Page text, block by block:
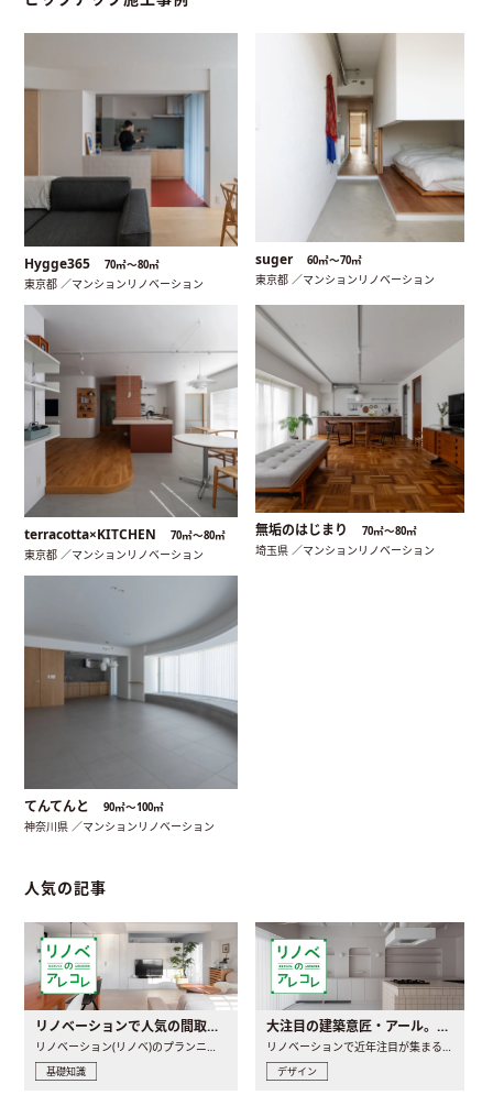
Hygge365 70㎡〜80㎡
東京都 ／マンションリノベーション
suger 60㎡〜70㎡
東京都 ／マンションリノベーション
terracotta×KITCHEN 70㎡〜80㎡
東京都 ／マンションリノベーション
無垢のはじまり 70㎡〜80㎡
埼玉県 ／マンションリノベーション
てんてんと 90㎡〜100㎡
神奈川県 ／マンションリノベーション
人気の記事
リノベーションで人気の間取りとは？トレンドの間取りと実例を徹底解説
リノベーション(リノベ)のプランニングで一番最初に決めるのは..
基礎知識
大注目の建築意匠・アール。人気の理由と空間に取り入れるポイント
リノベーションで近年注目が集まる建築意匠の一つであるアール..
デザイン